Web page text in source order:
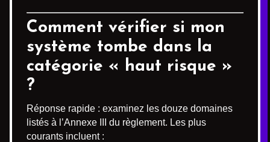
Comment vérifier si mon
système tombe dans la
catégorie « haut risque »
?
Réponse rapide : examinez les douze domaines
listés à l’Annexe III du règlement. Les plus
courants incluent :